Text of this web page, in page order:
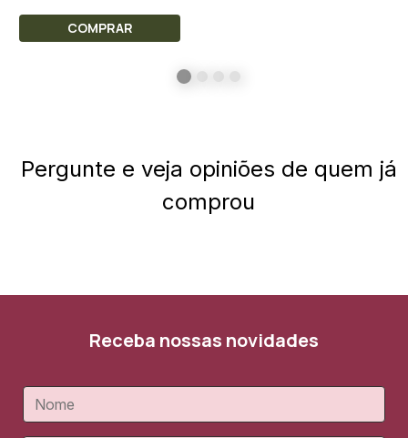
COMPRAR
Pergunte e veja opiniões de quem já
comprou
Receba nossas novidades